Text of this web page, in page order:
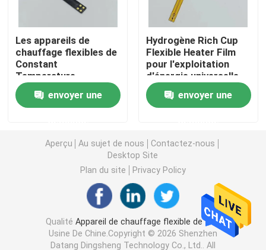
Film de chauffage de Polyimide
Protection de chauffage flexible
Polyimide Heater Element
Appareil de chauffage flexible fait sur commande
Film de chauffage de Graphene
Film de chauffage électrique
Les appareils de
chauffage flexibles de
Constant
Temperature
Polyimide Film
Insulated
imperméabilisent
envoyer une
Hydrogène Rich Cup
Flexible Heater Film
pour l'exploitation
d'énergie universelle
envoyer une
Aperçu Au sujet de nous
Contactez-nous
Desktop Site
Plan du site
Privacy Policy
QualitéAppareil de chauffage flexible de film
Usine De Chine.Copyright © 2026 Shenzhen
Datang Dingsheng Technology Co., Ltd.. All